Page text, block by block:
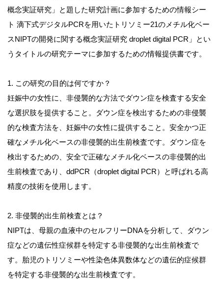
概念実証研究」と題した研究計画に参加するための情報シー
ト 滴下式デジタルPCRを用いたトリソミー21のメチル化ベー
スNIPTの開発に関する概念実証研究 droplet digital PCR」とい
うタイトルの研究テーマに参加するための情報提供書です。
1. この研究の目的は何ですか？
妊娠中の女性に、非侵襲的な方法でダウン症を検査する安全
な選択肢を提供すること。ダウン症を検出するための非侵襲
的な検査方法を、妊娠中の女性に提供すること。安全かつ正
確なメチル化ベースの非侵襲的出生前検査です。ダウン症を
検出するための、安全で正確なメチル化ベースの非侵襲的出
生前検査であり、ddPCR（droplet digital PCR）と呼ばれる高
精度の技術を使用します。
2. 非侵襲的出生前検査とは？
NIPTは、母親の血液中のセルフリーDNAを分析して、ダウン
症などの遺伝性症候群を特定する非侵襲的な出生前検査で
す。胎児のトリソミーや性染色体異数体などの遺伝的症候群
を特定する非侵襲的な出生前検査です。